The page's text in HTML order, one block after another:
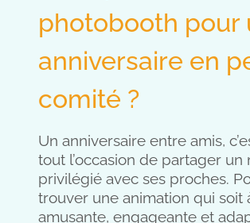
photobooth pour
anniversaire en
comité ?
Un anniversaire entre amis,
tout l’occasion de partager un
privilégié avec ses proches.
trouver une animation qui soit
amusante, engageante et